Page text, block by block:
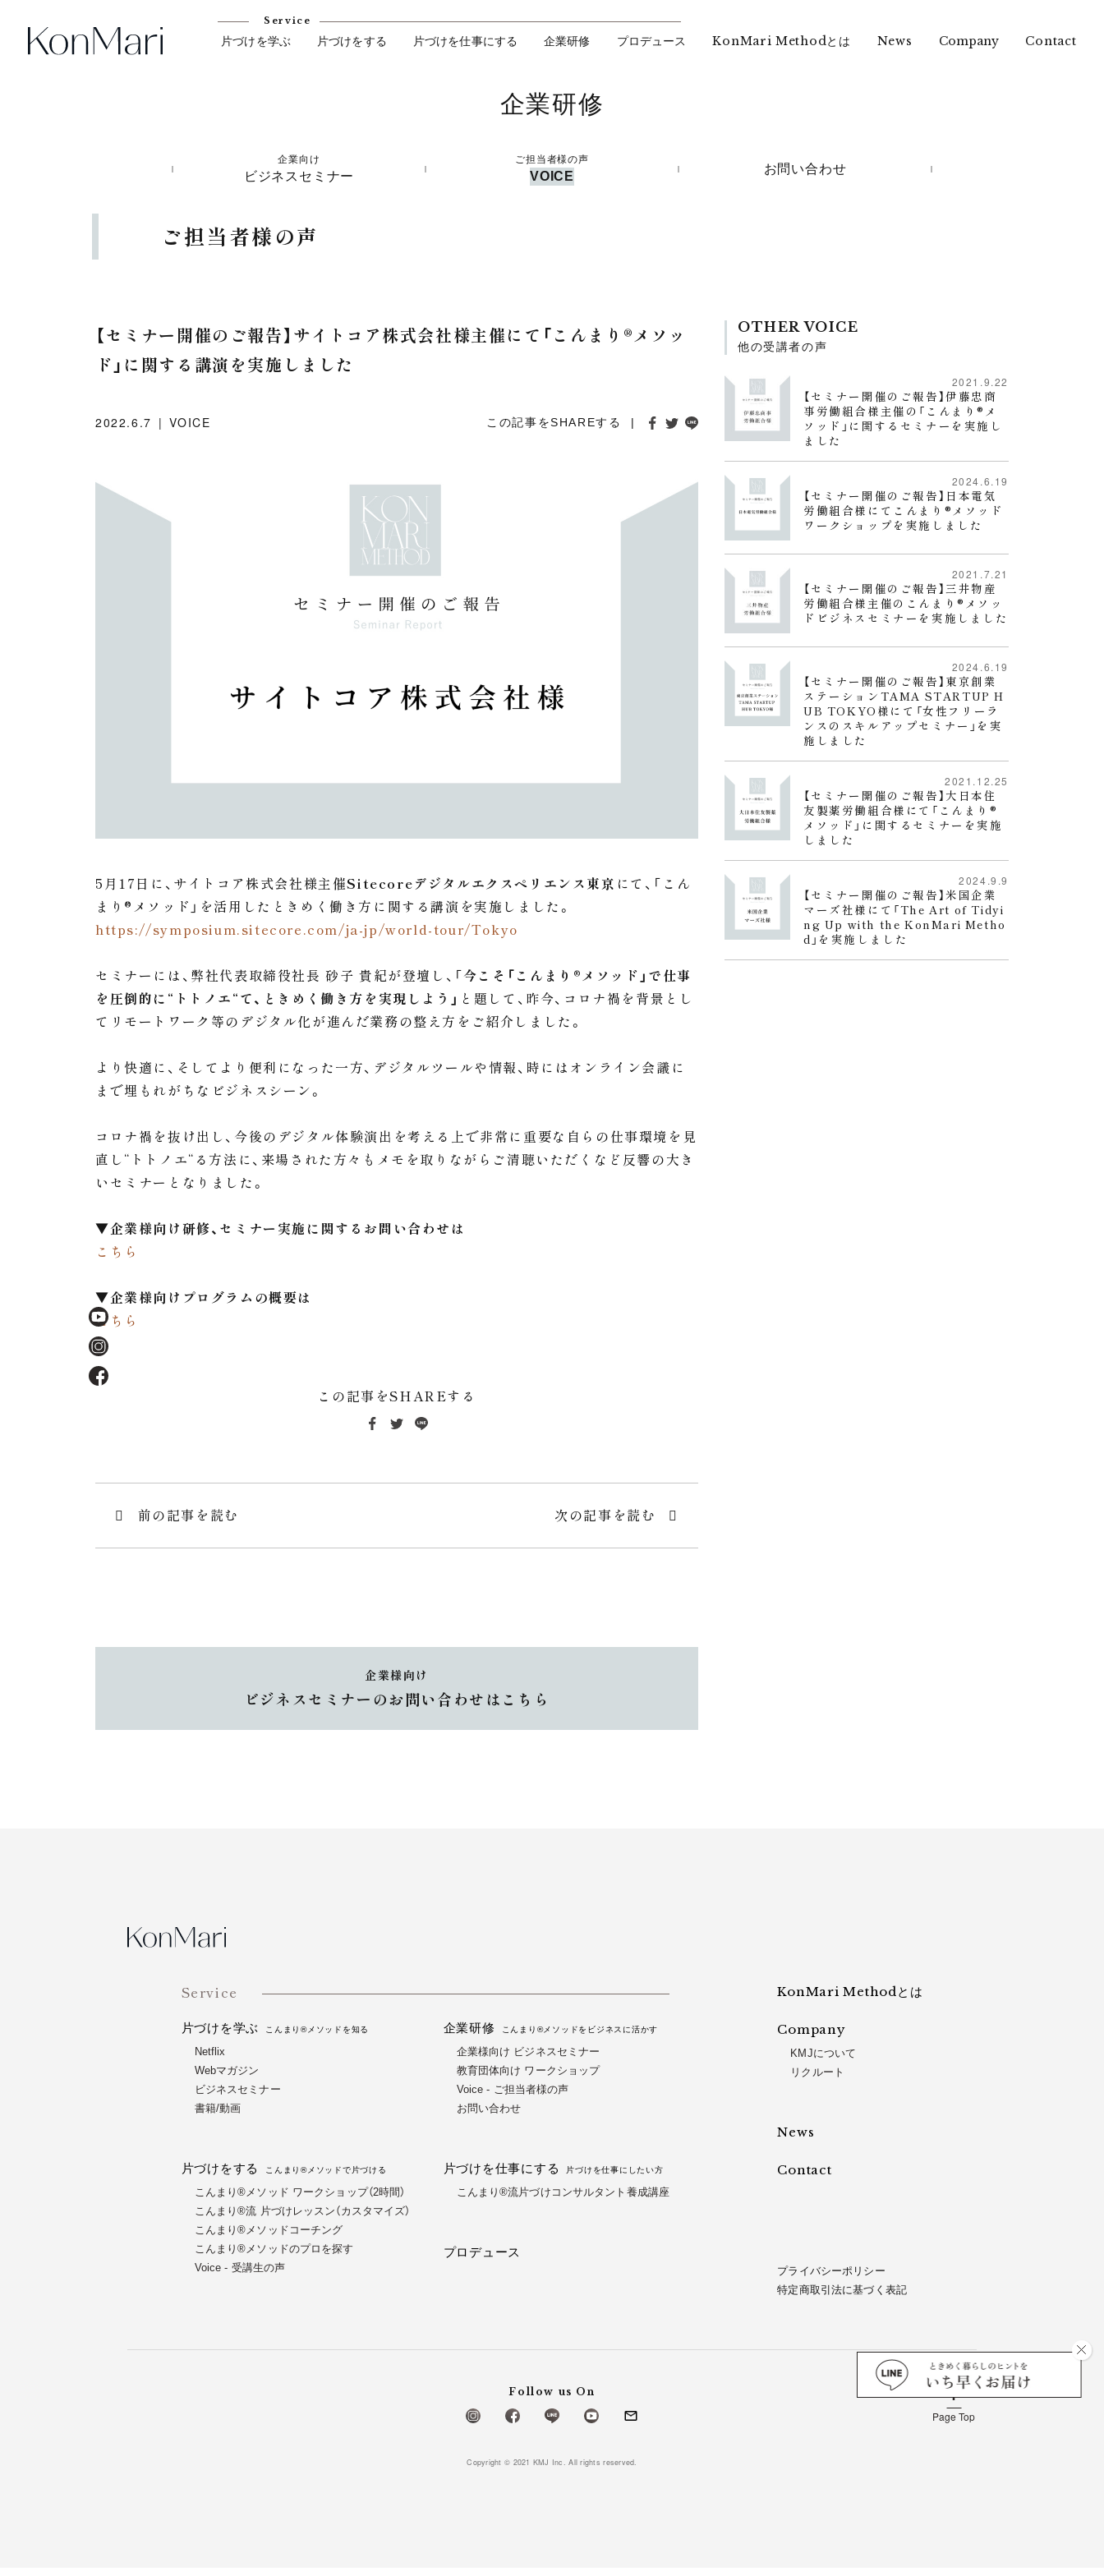
Service
片づけを学ぶ 片づけをする 片づけを仕事にする 企業研修 プロデュース KonMari Methodとは News Company Contact
企業研修
企業向け
ビジネスセミナー
ご担当者様の声
VOICE
お問い合わせ
ご担当者様の声
【セミナー開催のご報告】サイトコア株式会社様主催にて「こんまり®︎メソッ
ド」に関する講演を実施しました
2022.6.7 VOICE この記事をSHAREする
5月17日に、サイトコア株式会社様主催Sitecoreデジタルエクスペリエンス東京 にて、「こん
まり®︎メソッド」を活用したときめく働き方に関する講演を実施しました。
https://symposium.sitecore.com/ja-jp/world-tour/Tokyo
セミナーには、弊社代表取締役社長 砂子 貴紀が登壇し、「今こそ「こんまり®︎メソッド」で仕事
を圧倒的に“トトノエ“て、ときめく働き方を実現しよう」 と題して、昨今、コロナ禍を背景とし
てリモートワーク等のデジタル化が進んだ業務の整え方をご紹介しました。
より快適に、そしてより便利になった一方、デジタルツールや情報、時にはオンライン会議に
まで埋もれがちなビジネスシーン。
コロナ禍を抜け出し、今後のデジタル体験演出を考える上で非常に重要な自らの仕事環境を見
直し“トトノエ“る方法に、来場された方々もメモを取りながらご清聴いただくなど反響の大き
いセミナーとなりました。
▼企業様向け研修、セミナー実施に関するお問い合わせは
こちら
▼企業様向けプログラムの概要は
こちら
この記事をSHAREする
シ
前の記事を読む 次の記事を読む
企業様向け
ビジネスセミナーのお問い合わせはこちら
OTHER VOICE
他の受講者の声
2021.9.22
【セミナー開催のご報告】伊藤忠商
事労働組合様主催の「こんまり®︎メ
ソッド」に関するセミナーを実施し
ました
2024.6.19
【セミナー開催のご報告】日本電気
労働組合様にてこんまり®️メソッド
ワークショップを実施しました
2021.7.21
【セミナー開催のご報告】三井物産
労働組合様主催のこんまり®︎メソッ
ドビジネスセミナーを実施しました
2024.6.19
【セミナー開催のご報告】東京創業
ステーションTAMA STARTUP H
UB TOKYO様にて「女性フリーラ
ンスのスキルアップセミナー」を実
施しました
2021.12.25
【セミナー開催のご報告】大日本住
友製薬労働組合様にて「こんまり®︎
メソッド」に関するセミナーを実施
しました
2024.9.9
【セミナー開催のご報告】米国企業
マーズ社様にて「The Art of Tidyi
ng Up with the KonMari Metho
d」を実施しました
Service
片づけを学ぶ こんまり®メソッドを知る
Netflix
Webマガジン
ビジネスセミナー
書籍/動画
片づけをする こんまり®メソッドで片づける
こんまり®メソッド ワークショップ（2時間）
こんまり®流 片づけレッスン（カスタマイズ）
こんまり®メソッドコーチング
こんまり®︎メソッドのプロを探す
Voice - 受講生の声
企業研修 こんまり®メソッドをビジネスに活かす
企業様向け ビジネスセミナー
教育団体向け ワークショップ
Voice - ご担当者様の声
お問い合わせ
片づけを仕事にする 片づけを仕事にしたい方
こんまり®流片づけコンサルタント養成講座
プロデュース
KonMari Methodとは
Company
KMJについて
リクルート
News
Contact
プライバシーポリシー
特定商取引法に基づく表記
Follow us On
Copyright © 2021 KMJ Inc. All rights reserved.